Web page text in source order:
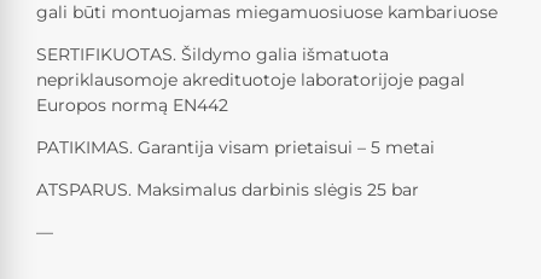
gali būti montuojamas miegamuosiuose kambariuose
SERTIFIKUOTAS. Šildymo galia išmatuota
nepriklausomoje akredituotoje laboratorijoje pagal
Europos normą EN442
PATIKIMAS. Garantija visam prietaisui – 5 metai
ATSPARUS. Maksimalus darbinis slėgis 25 bar
—